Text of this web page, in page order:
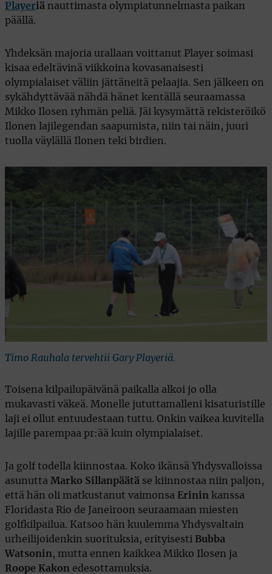
Playeriä nauttimasta olympiatunnelmasta paikan
päällä.
Yhdeksän majoria urallaan voittanut Player soimasi
kisaa edeltävinä viikkoina kovasanaisesti
olympialaiset väliin jättäneitä pelaajia. Sen jälkeen on
sykähdyttävää nähdä hänet kentällä seuraamassa
Mikko Ilosen ryhmän peliä. Jäi kysymättä rekisteröikö
Ilonen lajilegendan saapumista, niin tai näin, juuri
tuolla väylällä Ilonen teki birdien.
Timo Rauhala tervehtii Gary Playeriä.
Toisena kilpailupäivänä paikalla alkoi jo olla
mukavasti väkeä. Monelle jututtamalleni kisaturistille
laji ei ollut entuudestaan tuttu. Onkin vaikea kuvitella
lajille parempaa pr:ää kuin olympialaiset.
Ja golf todella kiinnostaa. Koko ikänsä Yhdysvalloissa
asunutta Marko Sillanpäätä se kiinnostaa niin paljon,
että hän oli matkustanut vaimonsa Erinin kanssa
Floridasta Rio de Janeiroon seuraamaan miesten
golfkilpailua. Katsoo hän kuulemma Yhdysvaltain
urheilijoidenkin suorituksia, erityisesti Bubba
Watsonin, mutta ennen kaikkea Mikko Ilosen ja
Roope Kakon edesottamuksia.